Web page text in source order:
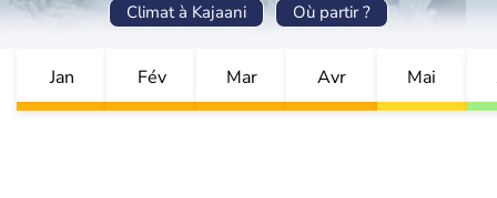
Climat à Kajaani Où partir ?
Jan Fév Mar Avr Mai